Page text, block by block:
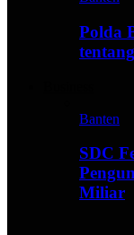
Polda
Banten
SDC
Miliar